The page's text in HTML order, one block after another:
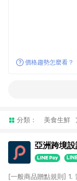
價格趨勢怎麼看？
分類： 美食生鮮
亞洲跨境
[一般商品贈點規則] 1.